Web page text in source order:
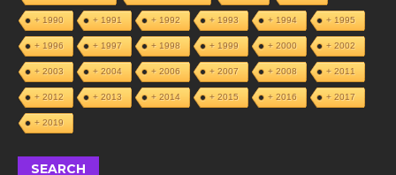
+ 1990 + 1991 + 1992 + 1993 + 1994 + 1995
+ 1996 + 1997 + 1998 + 1999 + 2000 + 2002
+ 2003 + 2004 + 2006 + 2007 + 2008 + 2011
+ 2012 + 2013 + 2014 + 2015 + 2016 + 2017
+ 2019
SEARCH